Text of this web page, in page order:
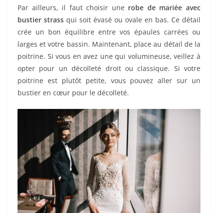
Par ailleurs, il faut choisir une robe de mariée avec
bustier strass qui soit évasé ou ovale en bas. Ce détail
crée un bon équilibre entre vos épaules carrées ou
larges et votre bassin. Maintenant, place au détail de la
poitrine. Si vous en avez une qui volumineuse, veillez à
opter pour un décolleté droit ou classique. Si votre
poitrine est plutôt petite, vous pouvez aller sur un
bustier en cœur pour le décolleté.